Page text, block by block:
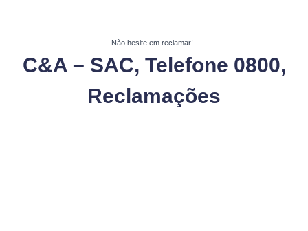
Não hesite em reclamar!
C&A – SAC, Telefone 0800,
Reclamações